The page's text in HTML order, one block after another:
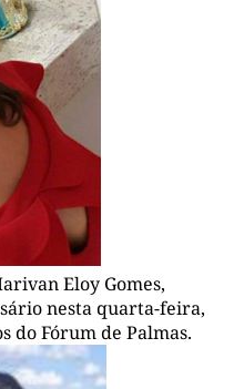
Eloy Gomes,
nesta quarta-feira,
do Fórum de Palmas.